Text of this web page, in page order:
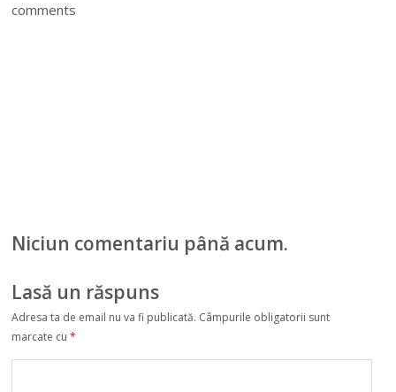
comments
Niciun comentariu până acum.
Lasă un răspuns
Adresa ta de email nu va fi publicată. Câmpurile obligatorii sunt
marcate cu*